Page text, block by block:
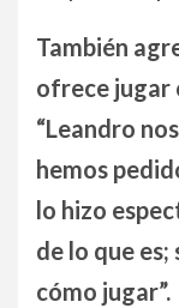
También
ofrece jugar
“Leandro
hemos
lo hizo
de lo que es;
cómo jugar”.